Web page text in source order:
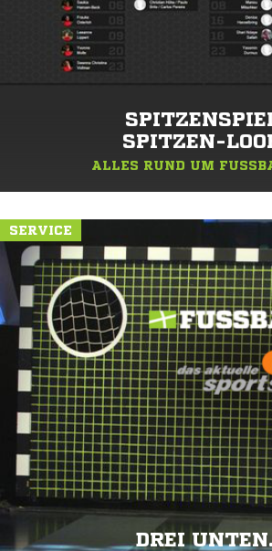
SPITZEN-
ALLES RUND UM
SERVICE
DREI UNTEN.